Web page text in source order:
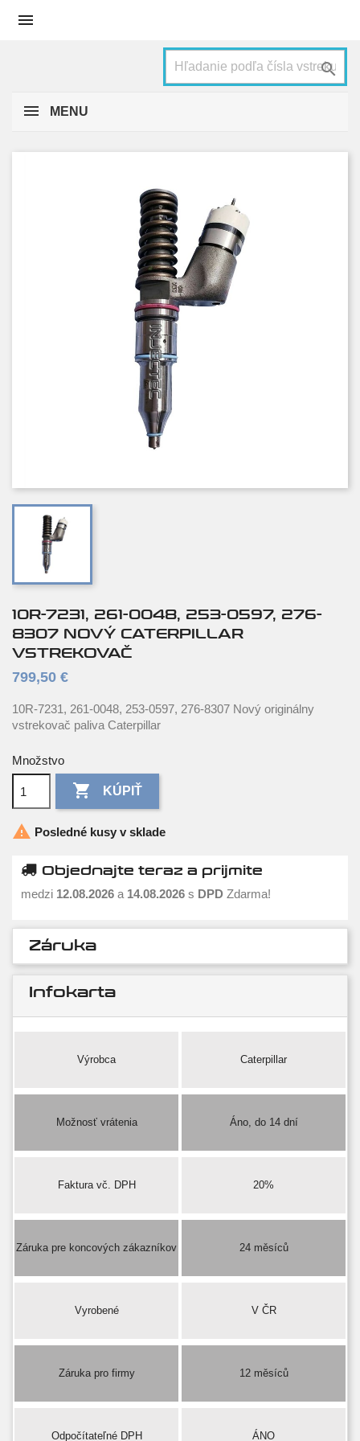


MENU
10R-7231, 261-0048, 253-0597, 276-
8307 NOVÝ CATERPILLAR
VSTREKOVAČ
799,50 €
10R-7231, 261-0048, 253-0597, 276-8307 Nový originálny
vstrekovač paliva Caterpillar
Množstvo
 KÚPIŤ
 Posledné kusy v sklade
Objednajte teraz a prijmite
medzi 12.08.2026 a 14.08.2026 s DPD Zdarma!
Záruka
Infokarta
Výrobca Caterpillar
Možnosť vrátenia Áno, do 14 dní
Faktura vč. DPH 20%
Záruka pre koncových zákazníkov 24 měsíců
Vyrobené V ČR
Záruka pro firmy 12 měsíců
Odpočítateľné DPH ÁNO